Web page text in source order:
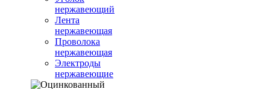
нержавеющий
Лента
нержавеющая
Проволока
нержавеющая
Электроды
нержавеющие